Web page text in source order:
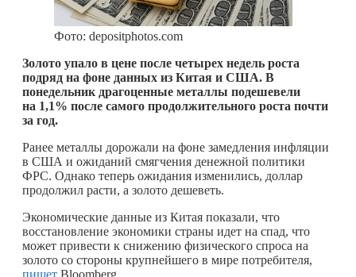
Фото: depositphotos.com
Золото упало в цене после четырех недель роста
подряд на фоне данных из Китая и США. В
понедельник драгоценные металлы подешевели
на 1,1% после самого продолжительного роста почти
за год.
Ранее металлы дорожали на фоне замедления инфляции
в США и ожиданий смягчения денежной политики
ФРС. Однако теперь ожидания изменились, доллар
продолжил расти, а золото дешеветь.
Экономические данные из Китая показали, что
восстановление экономики страны идет на спад, что
может привести к снижению физического спроса на
золото со стороны крупнейшего в мире потребителя,
пишет Bloomberg.